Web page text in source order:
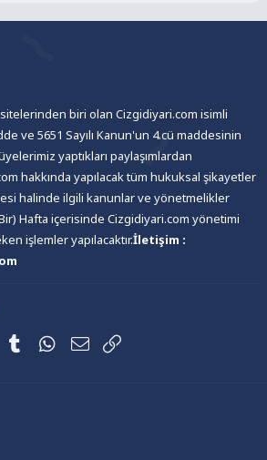
sitelerinden biri olan Cizgidiyari.com isimli
ve 5651 Sayılı Kanun'un 4.cü maddesinin
yaptıkları paylaşımlardan
hakkında yapılacak tüm hukuksal şikayetler
halinde ilgili kanunlar ve yönetmelikler
Hafta içerisinde Cizgidiyari.com yönetimi
işlemler yapılacaktır.İletişim :
PinterestTumblrWhatsApp
E-posta